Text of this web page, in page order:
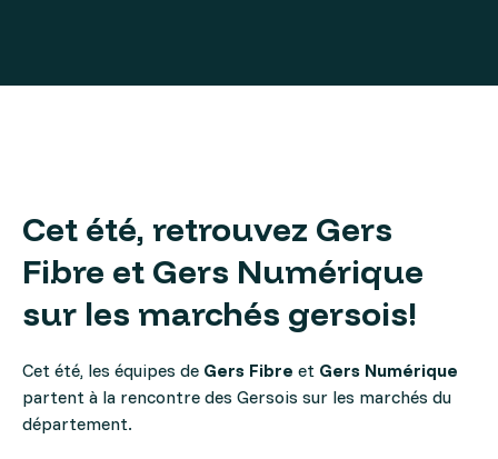
Cet été, retrouvez Gers
Fibre et Gers Numérique
sur les marchés gersois!
Cet été, les équipes de Gers Fibre et Gers Numérique
partent à la rencontre des Gersois sur les marchés du
département.